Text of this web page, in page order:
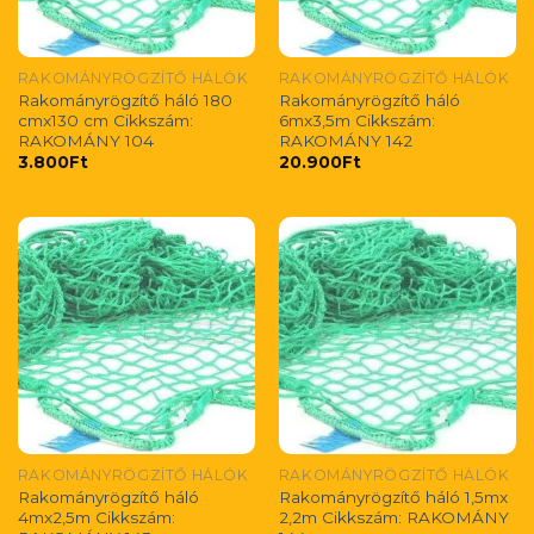
RAKOMÁNYRÖGZÍTŐ HÁLÓK
Rakományrögzítő háló 180
cmx130 cm Cikkszám:
RAKOMÁNY 104
3.800Ft
RAKOMÁNYRÖGZÍTŐ HÁLÓK
Rakományrögzítő háló
6mx3,5m Cikkszám:
RAKOMÁNY 142
20.900Ft
RAKOMÁNYRÖGZÍTŐ HÁLÓK
Rakományrögzítő háló
4mx2,5m Cikkszám:
RAKOMÁNYRÖGZÍTŐ HÁLÓK
Rakományrögzítő háló 1,5mx
2,2m Cikkszám: RAKOMÁNY